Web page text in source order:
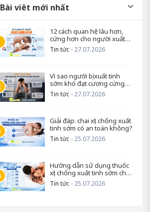
Bài viêt mới nhất
12 cách quan hệ lâu hơn,
cứng hơn cho người xuất
tinh sớm
Tin tức - 27.07.2026
Vì sao người bị xuất tinh
sớm khó đạt cương cứng
trở lại?
Tin tức - 27.07.2026
Giải đáp: chai xịt chống xuất
tinh sớm có an toàn không?
Tin tức - 25.07.2026
Hướng dẫn sử dụng thuốc
xịt chống xuất tinh sớm cho
nam
Tin tức - 25.07.2026